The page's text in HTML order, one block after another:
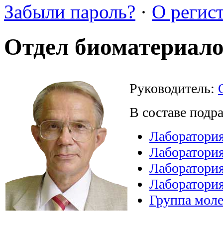
Забыли пароль? · О
Отдел
Руководитель:
В составе
Группа